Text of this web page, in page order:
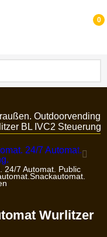
0
Outdoorvending.
BL IVC2 Steuerung
24/7 Automat. Public
Wurlitzer